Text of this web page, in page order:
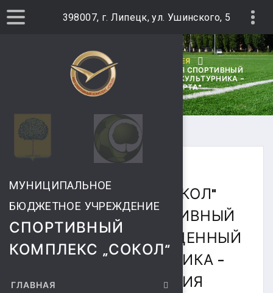
398007, г. Липецк, ул. Ушинского, 5
МУНИЦИПАЛЬНОЕ
БЮДЖЕТНОЕ УЧРЕЖДЕНИЕ
СПОРТИВНЫЙ
КОМПЛЕКС „СОКОЛ“
ГЛАВНАЯ
ГЛАВНАЯ
ФОТОГАЛЕРЕЯ
12.08.2017Г. В СК "СОКОЛ" СОСТОЯЛСЯ СПОРТИВНЫЙ
ПРАЗДНИК, ПОСВЯЩЕННЫЙ ДНЮ ФИЗКУЛЬТУРНИКА -
"ЛИПЕЦК-ТЕРРИТОРИЯ СПОРТА"
12.08.2017Г. В СК "СОКОЛ"
СОСТОЯЛСЯ СПОРТИВНЫЙ
ПРАЗДНИК, ПОСВЯЩЕННЫЙ
ДНЮ ФИЗКУЛЬТУРНИКА -
"ЛИПЕЦК-ТЕРРИТОРИЯ